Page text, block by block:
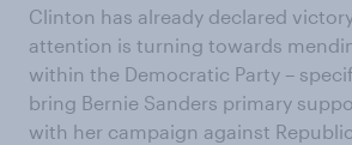
Clinton has already declared
attention is turning towards
within the Democratic Party –
bring Bernie Sanders primary
with her campaign against